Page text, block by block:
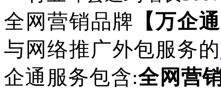
全网营销品牌 【万企
与网络推广外包服务的
企通服务包含:全网营